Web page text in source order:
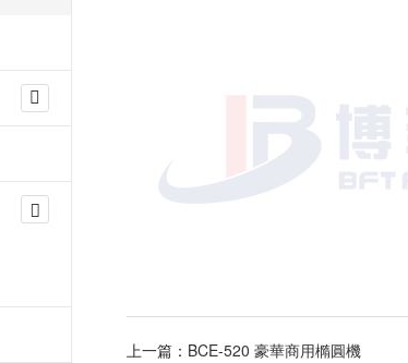
上一篇： BCE-520 豪華商用橢圓機